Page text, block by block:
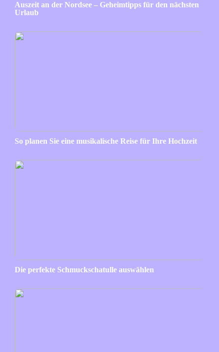
Auszeit an der Nordsee – Geheimtipps für den nächsten
Urlaub
So planen Sie eine musikalische Reise für Ihre Hochzeit
Die perfekte Schmuckschatulle auswählen